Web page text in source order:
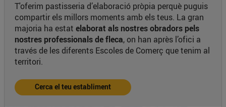
T'oferim pastisseria d’elaboració pròpia perquè puguis
compartir els millors moments amb els teus. La gran
majoria ha estat elaborat als nostres obradors pels
nostres professionals de fleca, on han après l’ofici a
través de les diferents Escoles de Comerç que tenim al
territori.
Cerca el teu establiment